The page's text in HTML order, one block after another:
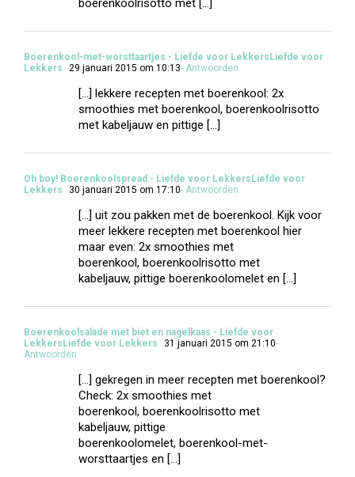
boerenkoolrisotto met […]
Boerenkool-met-worsttaartjes - Liefde voor LekkersLiefde voor
Lekkers
29 januari 2015 om 10:13- Antwoorden
[…] lekkere recepten met boerenkool: 2x
smoothies met boerenkool, boerenkoolrisotto
met kabeljauw en pittige […]
Oh boy! Boerenkoolspread - Liefde voor LekkersLiefde voor
Lekkers
30 januari 2015 om 17:10- Antwoorden
[…] uit zou pakken met de boerenkool. Kijk voor
meer lekkere recepten met boerenkool hier
maar even: 2x smoothies met
boerenkool, boerenkoolrisotto met
kabeljauw, pittige boerenkoolomelet en […]
Boerenkoolsalade met biet en nagelkaas - Liefde voor
LekkersLiefde voor Lekkers
31 januari 2015 om 21:10-
Antwoorden
[…] gekregen in meer recepten met boerenkool?
Check: 2x smoothies met
boerenkool, boerenkoolrisotto met
kabeljauw, pittige
boerenkoolomelet, boerenkool-met-
worsttaartjes en […]